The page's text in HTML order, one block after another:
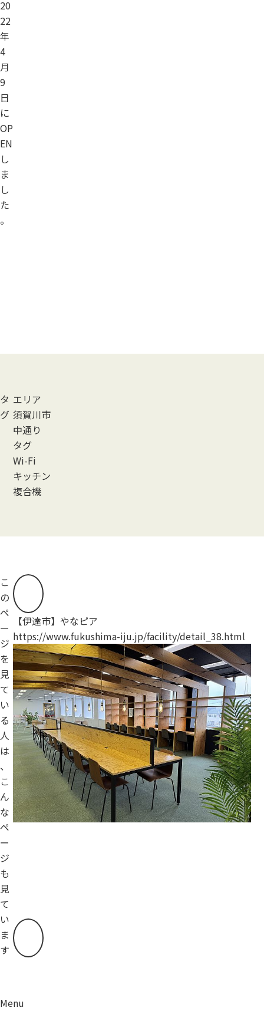
20
22
年
4
月
9
日
に
OP
EN
し
ま
し
た
。
タ
グ
エリア
須賀川市
中通り
タグ
Wi-Fi
キッチン
複合機
こ
の
ペ
ー
ジ
を
見
て
い
る
人
は
、
こ
ん
な
ペ
ー
ジ
も
見
て
い
ま
す
【伊達市】やなピア
https://www.fukushima-iju.jp/facility/detail_38.html
Menu